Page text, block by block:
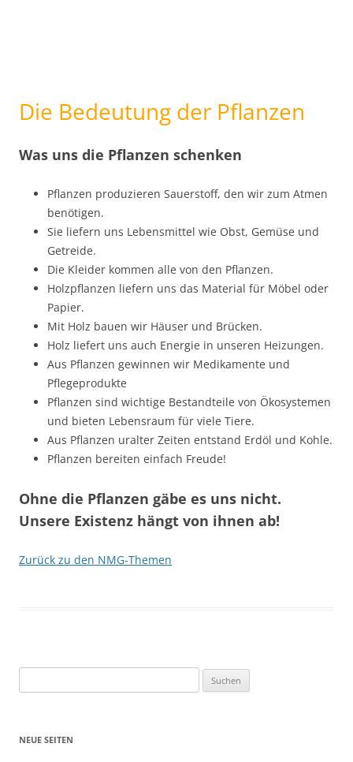
Die Bedeutung der Pflanzen
Was uns die Pflanzen schenken
Pflanzen produzieren Sauerstoff, den wir zum Atmen
benötigen.
Sie liefern uns Lebensmittel wie Obst, Gemüse und
Getreide.
Die Kleider kommen alle von den Pflanzen.
Holzpflanzen liefern uns das Material für Möbel oder
Papier.
Mit Holz bauen wir Häuser und Brücken.
Holz liefert uns auch Energie in unseren Heizungen.
Aus Pflanzen gewinnen wir Medikamente und
Pflegeprodukte
Pflanzen sind wichtige Bestandteile von Ökosystemen
und bieten Lebensraum für viele Tiere.
Aus Pflanzen uralter Zeiten entstand Erdöl und Kohle.
Pflanzen bereiten einfach Freude!
Ohne die Pflanzen gäbe es uns nicht.
Unsere Existenz hängt von ihnen ab!
Zurück zu den NMG-Themen
nach:
NEUE SEITEN